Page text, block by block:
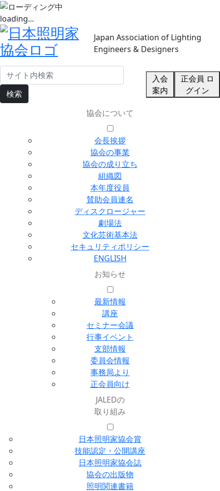
loading...
Japan Association of Lighting
Engineers & Designers
検索
入会
案内
正会員 ロ
グイン
協会について
会長挨拶
協会の事業
協会の成り立ち
組織図
本年度役員
賛助会員連名
ディスクロージャー
劇場法
文化芸術基本法
セキュリティポリシー
ENGLISH
お知らせ
最新情報
講座
セミナー会議
行事イベント
支部情報
委員会情報
事務局より
正会員向け
JALEDの
取り組み
日本照明家協会賞
技能認定・公開講座
日本照明家協会誌
協会の出版物
照明関連書籍